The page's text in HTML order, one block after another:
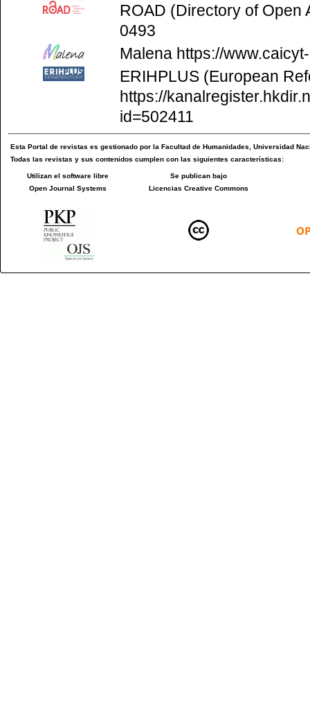
ROAD (Directory of Open
0493
Malena https://
ERIHPLUS (European
https://
id=502411
EstaPortal de revistas es gestionado por laFacultad de Humanidades,Universidad
Todas las revistas y sus contenidos cumplen con las siguientes características:
Utilizan el software libre
Open Journal Systems
Se publican bajo
Licencias Creative Commons